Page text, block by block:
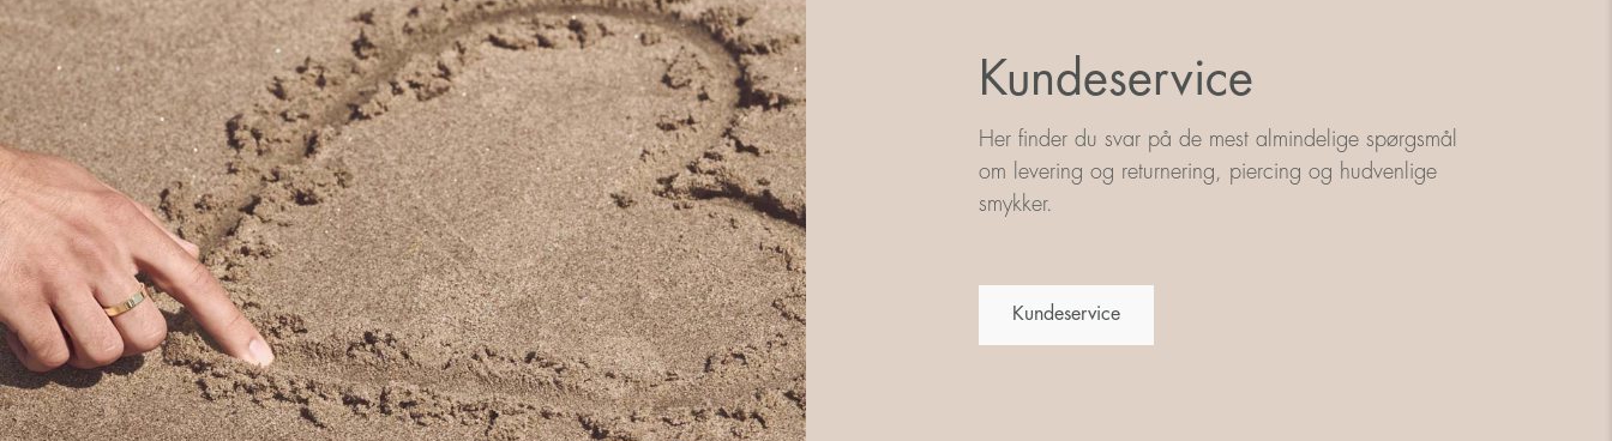
Kundeservice
Her finder du svar på de mest almindelige spørgsmål
om levering og returnering, piercing og hudvenlige
smykker.
Kundeservice